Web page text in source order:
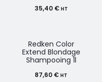
35,40 € HT
Redken Color
Extend Blondage
Shampooing 1l
87,60 € HT